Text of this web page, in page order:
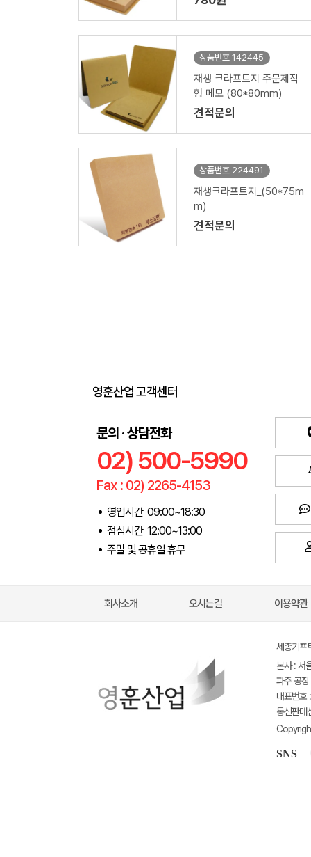
상품번호 142445
재생 크라프트지 주문제작
형 메모 (80*80mm)
견적문의
상품번호 224491
재생크라프트지_(50*75m
m)
견적문의
영훈산업 고객센터
문의 · 상담전화
02) 500-5990
Fax : 02) 2265-4153
영업시간 09:00~18:30
점심시간 12:00~13:00
주말 및 공휴일 휴무
회사소개 오시는길 이용약관
세종기
본사 : 서
파주 공
대표번
통신판
SNS